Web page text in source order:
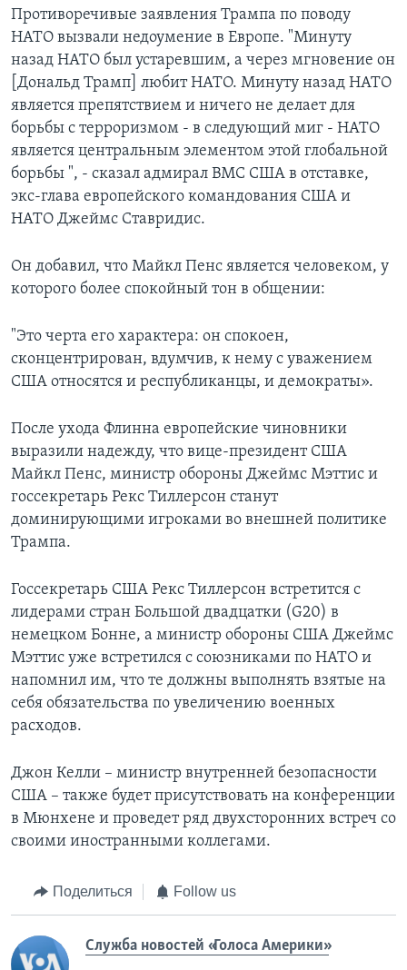
Противоречивые заявления Трампа по поводу
НАТО вызвали недоумение в Европе. "Минуту
назад НАТО был устаревшим, а через мгновение он
[Дональд Трамп] любит НАТО. Минуту назад НАТО
является препятствием и ничего не делает для
борьбы с терроризмом - в следующий миг - НАТО
является центральным элементом этой глобальной
борьбы ", - сказал адмирал ВМС США в отставке,
экс-глава европейского командования США и
НАТО Джеймс Ставридис.
Он добавил, что Майкл Пенс является человеком, у
которого более спокойный тон в общении:
"Это черта его характера: он спокоен,
сконцентрирован, вдумчив, к нему с уважением
США относятся и республиканцы, и демократы».
После ухода Флинна европейские чиновники
выразили надежду, что вице-президент США
Майкл Пенс, министр обороны Джеймс Мэттис и
госсекретарь Рекс Тиллерсон станут
доминирующими игроками во внешней политике
Трампа.
Госсекретарь США Рекс Тиллерсон встретится с
лидерами стран Большой двадцатки (G20) в
немецком Бонне, а министр обороны США Джеймс
Мэттис уже встретился с союзниками по НАТО и
напомнил им, что те должны выполнять взятые на
себя обязательства по увеличению военных
расходов.
Джон Келли – министр внутренней безопасности
США – также будет присутствовать на конференции
в Мюнхене и проведет ряд двухсторонних встреч со
своими иностранными коллегами.
Поделиться Follow us
Служба новостей «Голоса Америки»